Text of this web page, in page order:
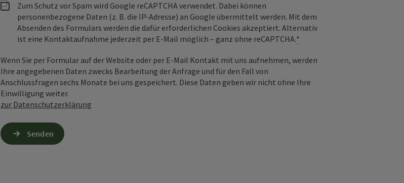
Zum Schutz vor Spam wird Google reCAPTCHA verwendet. Dabei können
personenbezogene Daten (z. B. die IP-Adresse) an Google übermittelt werden. Mit dem
Absenden des Formulars werden die dafür erforderlichen Cookies akzeptiert. Alternativ
ist eine Kontaktaufnahme jederzeit per E-Mail möglich – ganz ohne reCAPTCHA.*
Wenn Sie per Formular auf der Website oder per E-Mail Kontakt mit uns aufnehmen, werden
Ihre angegebenen Daten zwecks Bearbeitung der Anfrage und für den Fall von
Anschlussfragen sechs Monate bei uns gespeichert. Diese Daten geben wir nicht ohne Ihre
Einwilligung weiter.
zur Datenschutzerklärung
Senden